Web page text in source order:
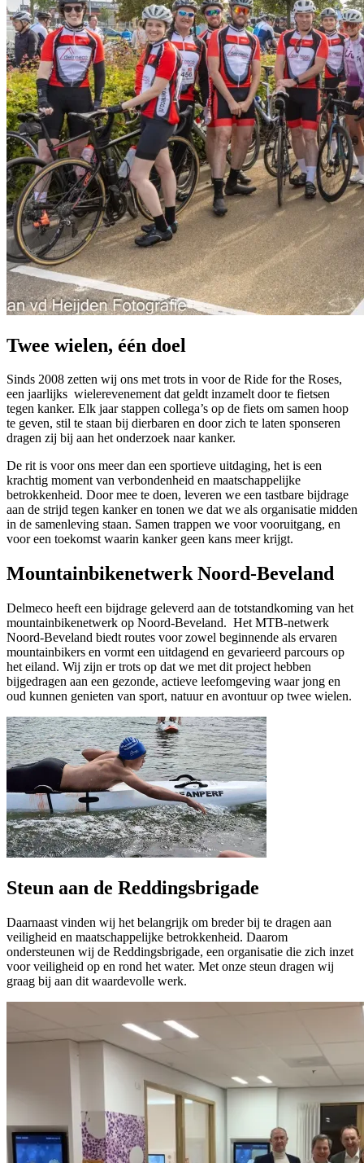
Twee wielen, één doel
Sinds 2008 zetten wij ons met trots in voor de Ride for the Roses,
een jaarlijks wielerevenement dat geldt inzamelt door te fietsen
tegen kanker. Elk jaar stappen collega’s op de fiets om samen hoop
te geven, stil te staan bij dierbaren en door zich te laten sponseren
dragen zij bij aan het onderzoek naar kanker.
De rit is voor ons meer dan een sportieve uitdaging, het is een
krachtig moment van verbondenheid en maatschappelijke
betrokkenheid. Door mee te doen, leveren we een tastbare bijdrage
aan de strijd tegen kanker en tonen we dat we als organisatie midden
in de samenleving staan. Samen trappen we voor vooruitgang, en
voor een toekomst waarin kanker geen kans meer krijgt.
Mountainbikenetwerk Noord-Beveland
Delmeco heeft een bijdrage geleverd aan de totstandkoming van het
mountainbikenetwerk op Noord-Beveland. Het MTB-netwerk
Noord-Beveland biedt routes voor zowel beginnende als ervaren
mountainbikers en vormt een uitdagend en gevarieerd parcours op
het eiland. Wij zijn er trots op dat we met dit project hebben
bijgedragen aan een gezonde, actieve leefomgeving waar jong en
oud kunnen genieten van sport, natuur en avontuur op twee wielen.
Steun aan de Reddingsbrigade
Daarnaast vinden wij het belangrijk om breder bij te dragen aan
veiligheid en maatschappelijke betrokkenheid. Daarom
ondersteunen wij de Reddingsbrigade, een organisatie die zich inzet
voor veiligheid op en rond het water. Met onze steun dragen wij
graag bij aan dit waardevolle werk.